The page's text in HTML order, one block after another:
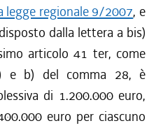
legge regionale 9/2007, e
dalla lettera a bis)
articolo 41 ter, come
e b) del comma 28, è
di 1.200.000 euro,
euro per ciascuno